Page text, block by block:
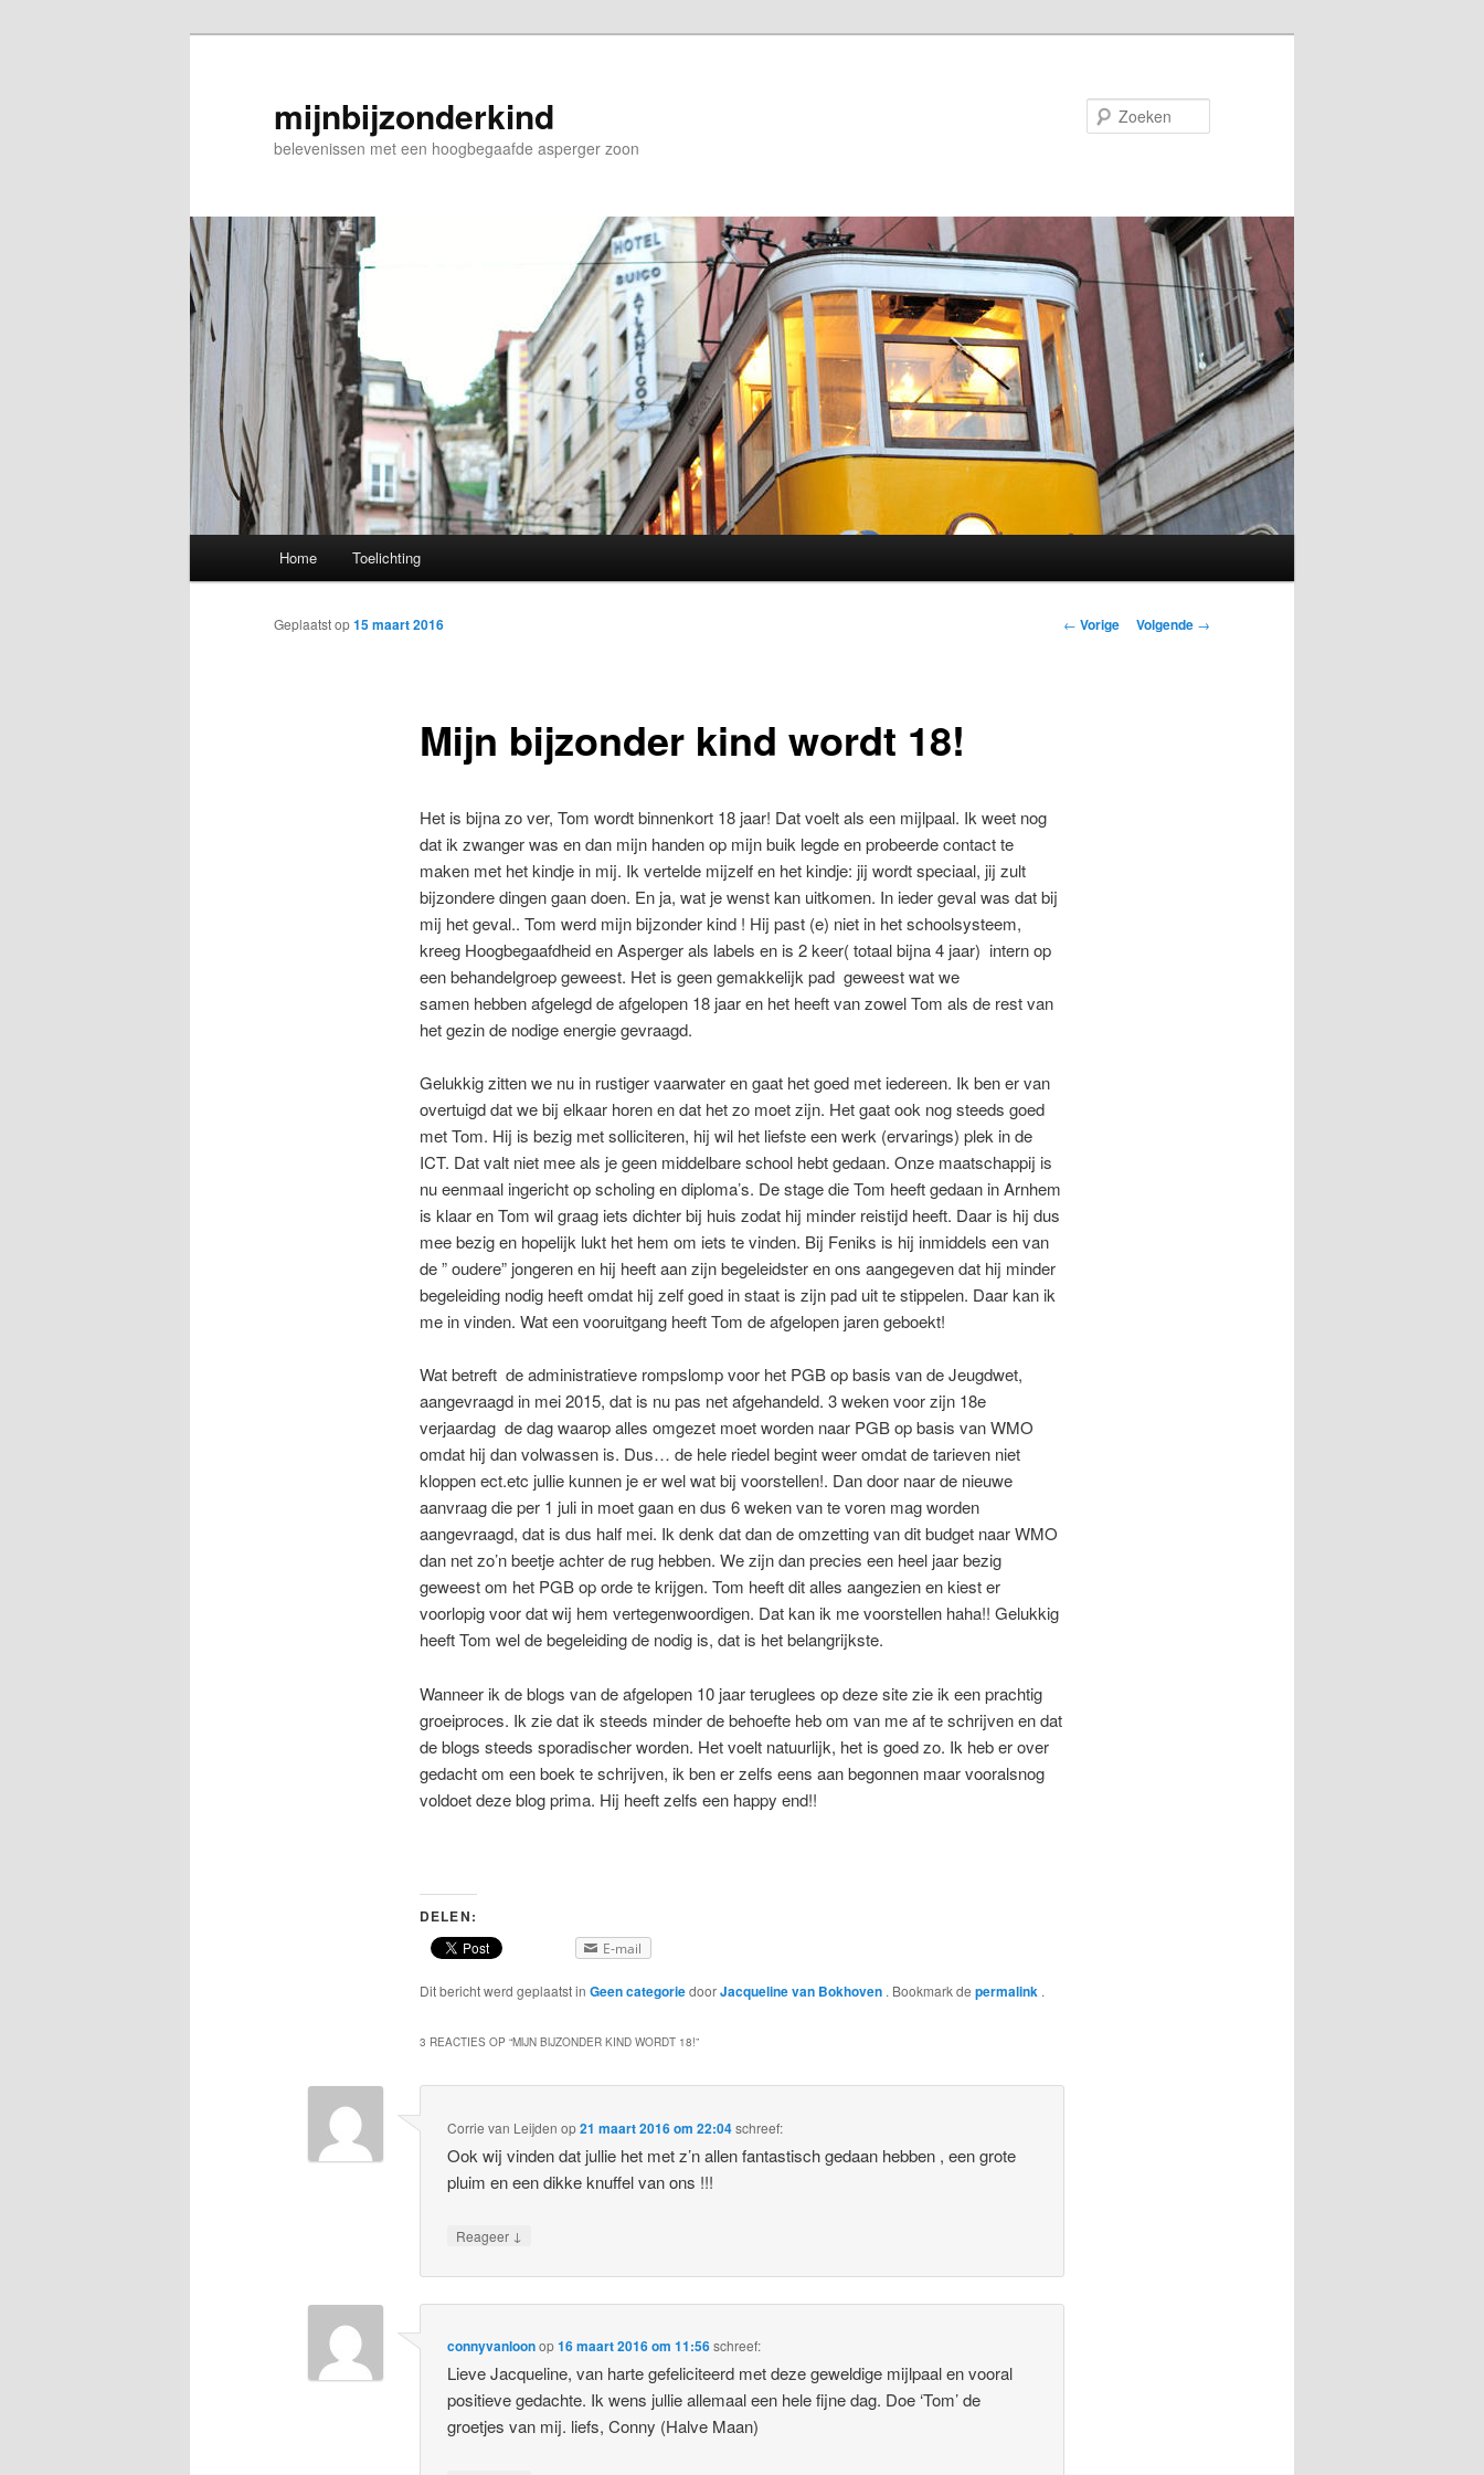
mijnbijzonderkind
belevenissen met een hoogbegaafde asperger zoon
Spring naar de primaire inhoud
Spring naar de secundaire inhoud
Home Toelichting
Berichtnavigatie
← Vorige Volgende →
Mijn bijzonder kind wordt 18!
Geplaatst op15 maart 2016
Het is bijna zo ver, Tom wordt binnenkort 18 jaar! Dat voelt als een mijlpaal. Ik weet nog
dat ik zwanger was en dan mijn handen op mijn buik legde en probeerde contact te
maken met het kindje in mij. Ik vertelde mijzelf en het kindje: jij wordt speciaal, jij zult
bijzondere dingen gaan doen. En ja, wat je wenst kan uitkomen. In ieder geval was dat bij
mij het geval.. Tom werd mijn bijzonder kind ! Hij past (e) niet in het schoolsysteem,
kreeg Hoogbegaafdheid en Asperger als labels en is 2 keer( totaal bijna 4 jaar) intern op
een behandelgroep geweest. Het is geen gemakkelijk pad geweest wat we
samen hebben afgelegd de afgelopen 18 jaar en het heeft van zowel Tom als de rest van
het gezin de nodige energie gevraagd.
Gelukkig zitten we nu in rustiger vaarwater en gaat het goed met iedereen. Ik ben er van
overtuigd dat we bij elkaar horen en dat het zo moet zijn. Het gaat ook nog steeds goed
met Tom. Hij is bezig met solliciteren, hij wil het liefste een werk (ervarings) plek in de
ICT. Dat valt niet mee als je geen middelbare school hebt gedaan. Onze maatschappij is
nu eenmaal ingericht op scholing en diploma’s. De stage die Tom heeft gedaan in Arnhem
is klaar en Tom wil graag iets dichter bij huis zodat hij minder reistijd heeft. Daar is hij dus
mee bezig en hopelijk lukt het hem om iets te vinden. Bij Feniks is hij inmiddels een van
de ” oudere” jongeren en hij heeft aan zijn begeleidster en ons aangegeven dat hij minder
begeleiding nodig heeft omdat hij zelf goed in staat is zijn pad uit te stippelen. Daar kan ik
me in vinden. Wat een vooruitgang heeft Tom de afgelopen jaren geboekt!
Wat betreft de administratieve rompslomp voor het PGB op basis van de Jeugdwet,
aangevraagd in mei 2015, dat is nu pas net afgehandeld. 3 weken voor zijn 18e
verjaardag de dag waarop alles omgezet moet worden naar PGB op basis van WMO
omdat hij dan volwassen is. Dus… de hele riedel begint weer omdat de tarieven niet
kloppen ect.etc jullie kunnen je er wel wat bij voorstellen!. Dan door naar de nieuwe
aanvraag die per 1 juli in moet gaan en dus 6 weken van te voren mag worden
aangevraagd, dat is dus half mei. Ik denk dat dan de omzetting van dit budget naar WMO
dan net zo’n beetje achter de rug hebben. We zijn dan precies een heel jaar bezig
geweest om het PGB op orde te krijgen. Tom heeft dit alles aangezien en kiest er
voorlopig voor dat wij hem vertegenwoordigen. Dat kan ik me voorstellen haha!! Gelukkig
heeft Tom wel de begeleiding de nodig is, dat is het belangrijkste.
Wanneer ik de blogs van de afgelopen 10 jaar teruglees op deze site zie ik een prachtig
groeiproces. Ik zie dat ik steeds minder de behoefte heb om van me af te schrijven en dat
de blogs steeds sporadischer worden. Het voelt natuurlijk, het is goed zo. Ik heb er over
gedacht om een boek te schrijven, ik ben er zelfs eens aan begonnen maar vooralsnog
voldoet deze blog prima. Hij heeft zelfs een happy end!!
DELEN:
E-mail
Dit bericht werd geplaatst in Geen categoriedoorJacqueline van Bokhoven . Bookmark de permalink .
3 REACTIES OP “MIJN BIJZONDER KIND WORDT 18!”
Corrie van Leijden op21 maart 2016 om 22:04schreef:
Ook wij vinden dat jullie het met z’n allen fantastisch gedaan hebben , een grote
pluim en een dikke knuffel van ons !!!
Reageer ↓
connyvanloonop16 maart 2016 om 11:56schreef:
Lieve Jacqueline, van harte gefeliciteerd met deze geweldige mijlpaal en vooral
positieve gedachte. Ik wens jullie allemaal een hele fijne dag. Doe ‘Tom’ de
groetjes van mij. liefs, Conny (Halve Maan)